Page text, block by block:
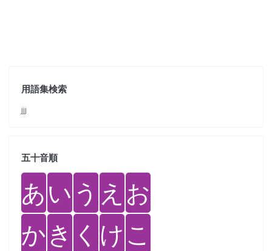
用語集検索
jjj
五十音順
あい う え お
かき く けこ